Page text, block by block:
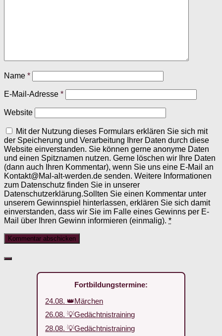
Name *
E-Mail-Adresse *
Website
Mit der Nutzung dieses Formulars erklären Sie sich mit
der Speicherung und Verarbeitung Ihrer Daten durch diese
Website einverstanden. Sie können gerne anonyme Daten
und einen Spitznamen nutzen. Gerne löschen wir Ihre Daten
(dann auch Ihren Kommentar), wenn Sie uns eine E-Mail an
Kontakt@Mal-alt-werden.de senden. Weitere Informationen
zum Datenschutz finden Sie in unserer
Datenschutzerklärung.Sollten Sie einen Kommentar unter
unserem Gewinnspiel hinterlassen, erklären Sie sich damit
einverstanden, dass wir Sie im Falle eines Gewinns per E-
Mail über Ihren Gewinn informieren (einmalig). *
Fortbildungstermine:
24.08. 👑Märchen
26.08. 💡Gedächtnistraining
28.08. 💡Gedächtnistraining